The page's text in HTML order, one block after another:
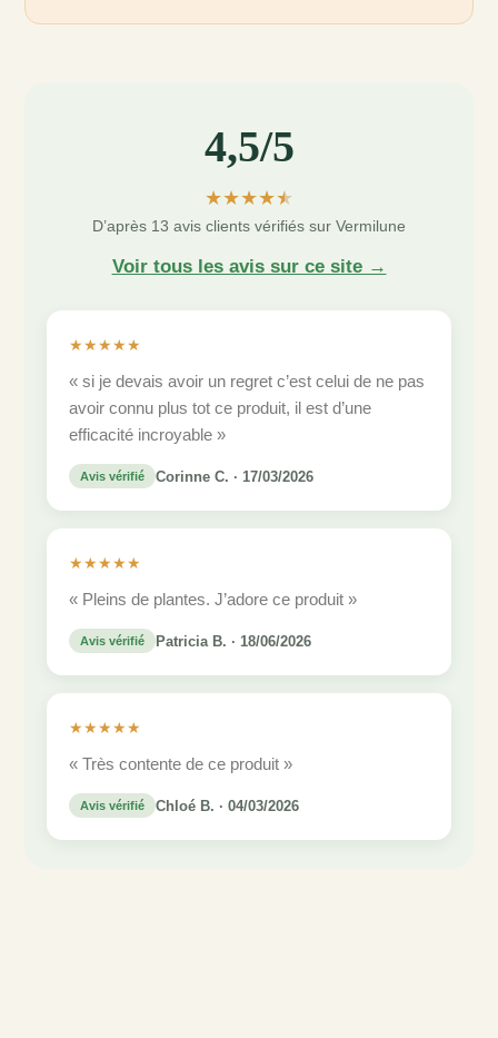
4,5/5
★★★★★
D’après 13 avis clients vérifiés sur Vermilune
Voir tous les avis sur ce site →
★★★★★
« si je devais avoir un regret c’est celui de ne pas
avoir connu plus tot ce produit, il est d’une
efficacité incroyable »
Avis vérifié Corinne C. · 17/03/2026
★★★★★
« Pleins de plantes. J’adore ce produit »
Avis vérifié Patricia B. · 18/06/2026
★★★★★
« Très contente de ce produit »
Avis vérifié Chloé B. · 04/03/2026